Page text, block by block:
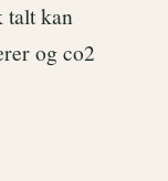
talt kan
og co2